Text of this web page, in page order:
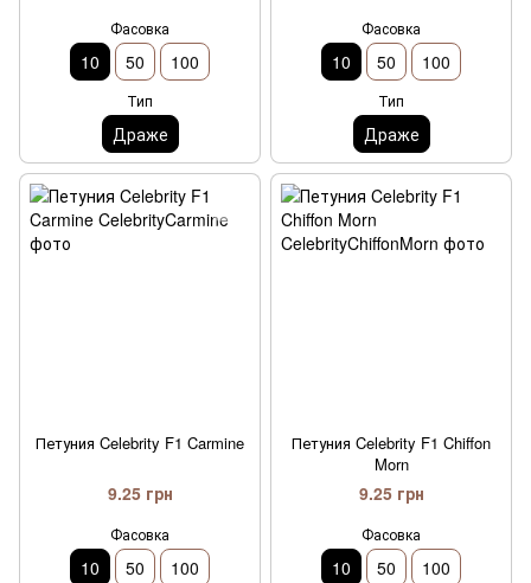
Фасовка
10 50 100
Тип
Драже
Фасовка
10 50 100
Тип
Драже
Петуния Celebrity F1 Carmine
9.25 грн
Фасовка
10 50 100
Петуния Celebrity F1 Chiffon
Morn
9.25 грн
Фасовка
10 50 100